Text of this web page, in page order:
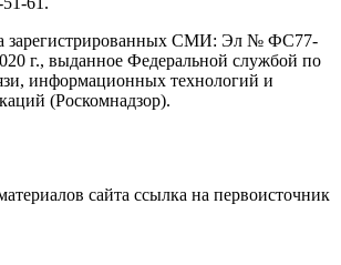
зарегистрированных СМИ: Эл № ФС77-
г., выданное Федеральной службой по
информационных технологий и
(Роскомнадзор).
сайта ссылка на первоисточник